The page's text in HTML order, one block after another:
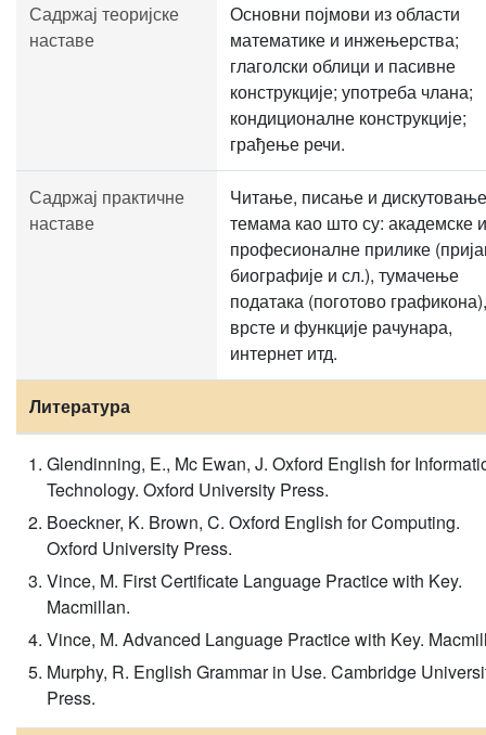
Садржај теоријске
наставе
Основни појмови из области
математике и инжењерства;
глаголски облици и пасивне
конструкције; употреба члана;
кондиционалне конструкције;
грађење речи.
Садржај практичне
наставе
Читање, писање и
темама као што су: академске и
професионалне прилике
биографије и сл.), тумачење
података (поготово графикона),
врсте и функције рачунара,
интернет итд.
Литература
Glendinning, E., Mc Ewan, J. Oxford English for
Technology. Oxford University Press.
Boeckner, K. Brown, C. Oxford English for Computing.
Oxford University Press.
Vince, M. First Certificate Language Practice with Key.
Macmillan.
Vince, M. Advanced Language Practice with Key.
Murphy, R. English Grammar in Use. Cambridge
Press.